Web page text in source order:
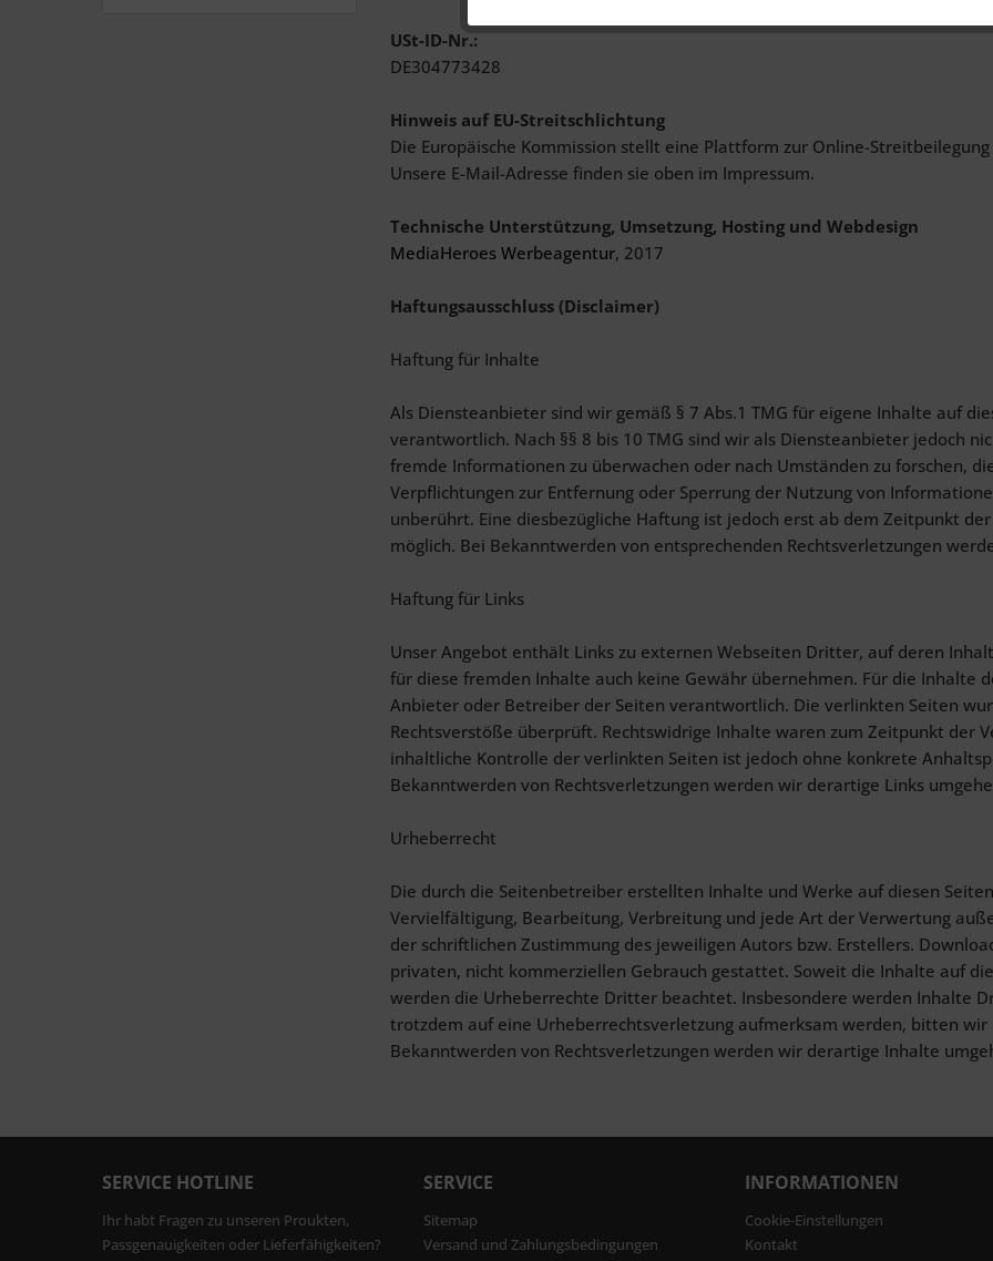
USt-ID-Nr.:
DE304773428
Hinweis auf EU-Streitschlichtung
Die Europäische Kommission stellt eine Plattform zur Online-Streitbeilegung
Unsere E-Mail-Adresse finden sie oben im Impressum.
Technische Unterstützung, Umsetzung, Hosting und Webdesign
MediaHeroes Werbeagentur, 2017
Haftungsausschluss (Disclaimer)
Haftung für Inhalte
Als Diensteanbieter sind wir gemäß § 7 Abs.1 TMG für eigene Inhalte auf
verantwortlich. Nach §§ 8 bis 10 TMG sind wir als Diensteanbieter jedoch
fremde Informationen zu überwachen oder nach Umständen zu forschen,
Verpflichtungen zur Entfernung oder Sperrung der Nutzung von
unberührt. Eine diesbezügliche Haftung ist jedoch erst ab dem Zeitpunkt
möglich. Bei Bekanntwerden von entsprechenden Rechtsverletzungen
Haftung für Links
Unser Angebot enthält Links zu externen Webseiten Dritter, auf deren
für diese fremden Inhalte auch keine Gewähr übernehmen. Für die Inhalte
Anbieter oder Betreiber der Seiten verantwortlich. Die verlinkten Seiten
Rechtsverstöße überprüft. Rechtswidrige Inhalte waren zum Zeitpunkt der
inhaltliche Kontrolle der verlinkten Seiten ist jedoch ohne konkrete
Bekanntwerden von Rechtsverletzungen werden wir derartige Links
Urheberrecht
Die durch die Seitenbetreiber erstellten Inhalte und Werke auf diesen
Vervielfältigung, Bearbeitung, Verbreitung und jede Art der Verwertung
der schriftlichen Zustimmung des jeweiligen Autors bzw. Erstellers.
privaten, nicht kommerziellen Gebrauch gestattet. Soweit die Inhalte auf
werden die Urheberrechte Dritter beachtet. Insbesondere werden Inhalte
trotzdem auf eine Urheberrechtsverletzung aufmerksam werden, bitten wir
Bekanntwerden von Rechtsverletzungen werden wir derartige Inhalte
SERVICE HOTLINE
Ihr habt Fragen zu unseren Proukten,
Passgenauigkeiten oder Lieferfähigkeiten?
SERVICE
Sitemap
Versand und Zahlungsbedingungen
INFORMATIONEN
Cookie-Einstellungen
Kontakt